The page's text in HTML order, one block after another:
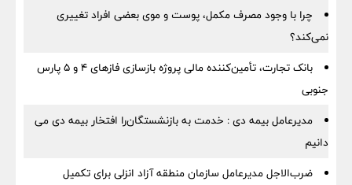
چرا با وجود مصرف مکمل، پوست و موی بعضی افراد تغییری
نمی‌کند؟
بانک تجارت، تأمین‌کننده مالی پروژه بازسازی فازهای ۴ و ۵ پارس
جنوبی
مدیرعامل بیمه دی : خدمت به بازنشستگان‌را افتخار بیمه دی می
دانیم
ضرب‌الاجل مدیرعامل سازمان منطقه آزاد انزلی برای تكمیل